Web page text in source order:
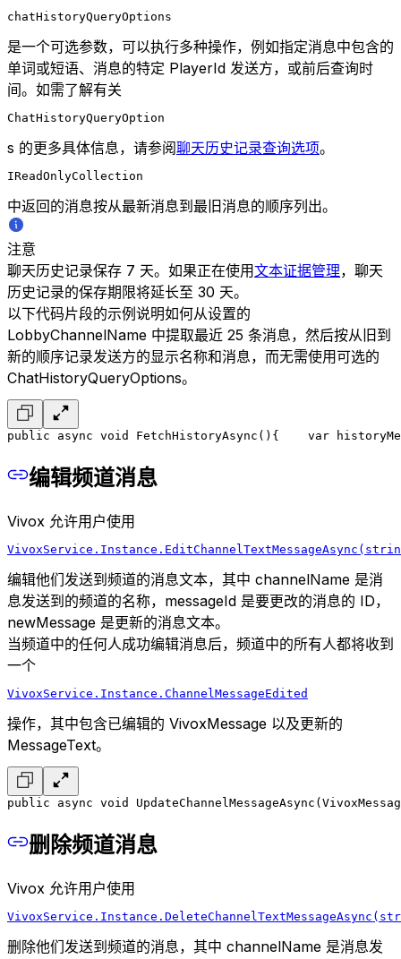
chatHistoryQueryOptions
是一个可选参数，可以执行多种操作，例如指定消息中包含的
单词或短语、消息的特定 PlayerId 发送方，或前后查询时
间。如需了解有关
ChatHistoryQueryOption
s 的更多具体信息，请参阅聊天历史记录查询选项。
IReadOnlyCollection
中返回的消息按从最新消息到最旧消息的顺序列出。
注意
聊天历史记录保存 7 天。如果正在使用文本证据管理，聊天
历史记录的保存期限将延长至 30 天。
以下代码片段的示例说明如何从设置的
LobbyChannelName 中提取最近 25 条消息，然后按从旧到
新的顺序记录发送方的显示名称和消息，而无需使用可选的
ChatHistoryQueryOptions。
public async void FetchHistoryAsync() {
var
编辑频道消息
Vivox 允许用户使用
编辑他们发送到频道的消息文本，其中 channelName 是消
息发送到的频道的名称，messageId 是要更改的消息的 ID，
newMessage 是更新的消息文本。
当频道中的任何人成功编辑消息后，频道中的所有人都将收到
一个
VivoxService.Instance.ChannelMessageEdited
操作，其中包含已编辑的 VivoxMessage 以及更新的
MessageText。
public async void
删除频道消息
Vivox 允许用户使用
删除他们发送到频道的消息，其中 channelName 是消息发